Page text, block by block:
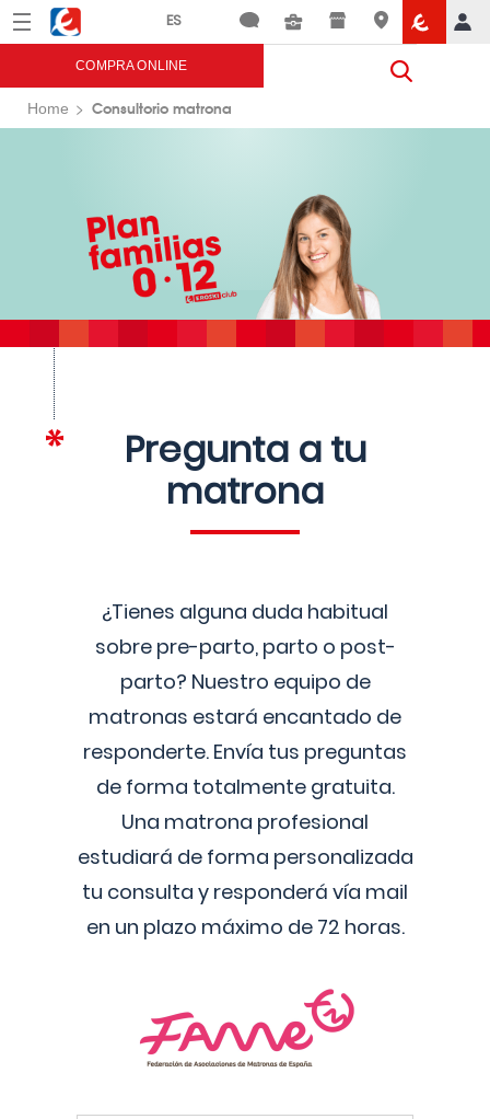
Menú Eroski
COMPRA ONLINE
Home Consultorio matrona
Pregunta a tu
matrona
¿Tienes alguna duda habitual
sobre pre-parto, parto o post-
parto? Nuestro equipo de
matronas estará encantado de
responderte. Envía tus preguntas
de forma totalmente gratuita.
Una matrona profesional
estudiará de forma personalizada
tu consulta y responderá vía mail
en un plazo máximo de 72 horas.